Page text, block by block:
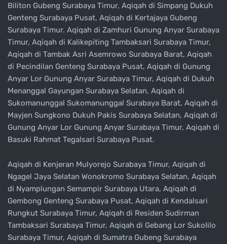
Biliton Gubeng Surabaya Timur, Aqiqah di Simpang Dukuh
Genteng Surabaya Pusat, Aqiqah di Kertajaya Gubeng
Surabaya Timur. Aqiqah di Zamhuri Gunung Anyar Surabaya
Timur, Aqiqah di Kalikepiting Tambaksari Surabaya Timur,
Aqiqah di Tambak Asri Asemrowo Surabaya Barat, Aqiqah
di Pecindilan Genteng Surabaya Pusat, Aqiqah di Gunung
Anyar Lor Gunung Anyar Surabaya Timur, Aqiqah di Dukuh
Menanggal Gayungan Surabaya Selatan, Aqiqah di
Sukomanunggal Sukomanunggal Surabaya Barat, Aqiqah di
Mayjen Sungkono Dukuh Pakis Surabaya Selatan, Aqiqah di
Gunung Anyar Lor Gunung Anyar Surabaya Timur, Aqiqah di
Basuki Rahmat Tegalsari Surabaya Pusat.
Aqiqah di Kenjeran Mulyorejo Surabaya Timur, Aqiqah di
Ngagel Jaya Selatan Wonokromo Surabaya Selatan, Aqiqah
di Nyamplungan Semampir Surabaya Utara, Aqiqah di
Gembong Genteng Surabaya Pusat, Aqiqah di Kendalsari
Rungkut Surabaya Timur, Aqiqah di Residen Sudirman
Tambaksari Surabaya Timur, Aqiqah di Gebang Lor Sukolilo
Surabaya Timur, Aqiqah di Sumatra Gubeng Surabaya